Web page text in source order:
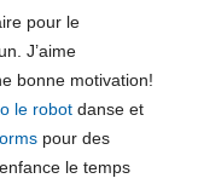
pour le
J’aime
bonne motivation!
le robot danse et
pour des
le temps